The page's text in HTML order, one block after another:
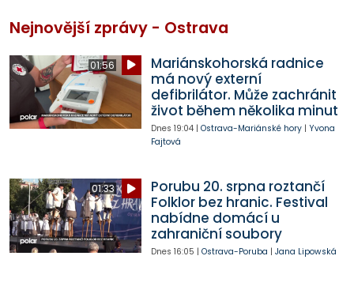
Nejnovější zprávy - Ostrava
01:56
Mariánskohorská radnice
má nový externí
defibrilátor. Může zachránit
život během několika minut
Dnes 19:04| Ostrava-Mariánské hory| Yvona
Fajtová
01:33
Porubu 20. srpna roztančí
Folklor bez hranic. Festival
nabídne domácí u
zahraniční soubory
Dnes 16:05 | Ostrava-Poruba | Jana Lipowská